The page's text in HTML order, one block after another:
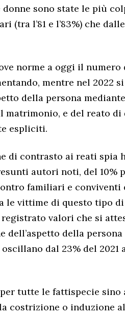
sono state le più
l’81 e l’83%) che
norme a oggi il numero
mentre nel 2022
della persona
matrimonio, e del reato
espliciti.
di contrasto ai reati spia
autori noti, del 10%
familiari e conviventi
le vittime di questo tipo
valori che si
dell’aspetto della
dal 23% del 2021
tutte le fattispecie sino
costrizione o induzione